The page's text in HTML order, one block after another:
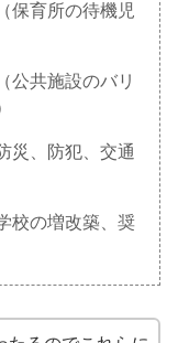
保育所の待機児
公共施設のバリ
災、防犯、交通
校の増改築、奨